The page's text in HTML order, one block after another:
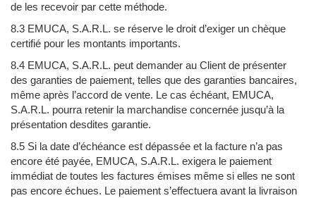
de les recevoir par cette méthode.
8.3 EMUCA, S.A.R.L. se réserve le droit d’exiger un chèque
certifié pour les montants importants.
8.4 EMUCA, S.A.R.L. peut demander au Client de présenter
des garanties de paiement, telles que des garanties bancaires,
même après l’accord de vente. Le cas échéant, EMUCA,
S.A.R.L. pourra retenir la marchandise concernée jusqu’à la
présentation desdites garantie.
8.5 Si la date d’échéance est dépassée et la facture n’a pas
encore été payée, EMUCA, S.A.R.L. exigera le paiement
immédiat de toutes les factures émises même si elles ne sont
pas encore échues. Le paiement s’effectuera avant la livraison